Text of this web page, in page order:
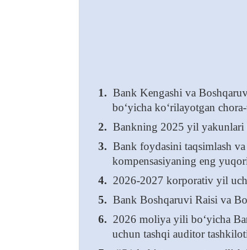
1. Bank Kengashi va
bo‘yicha ko‘rilayotgan
2. Bankning 2025 yil yakunlari
3. Bank foydasini taqsimlash
kompensasiyaning eng
4. 2026-2027 korporativ yil
5. Bank Boshqaruvi Raisi va
6. 2026 moliya yili bo‘yicha
uchun tashqi auditor